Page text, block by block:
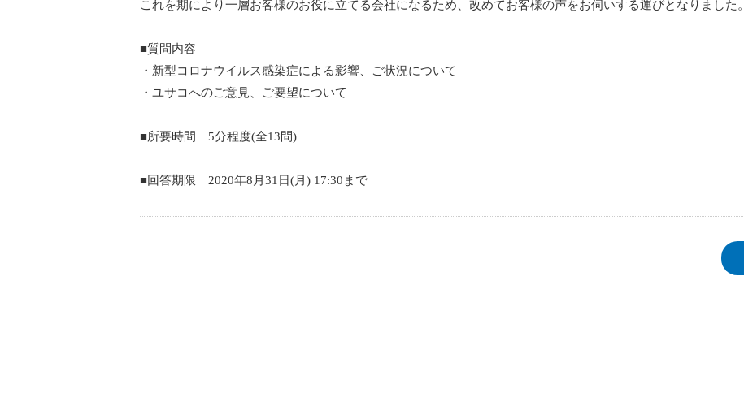
これを期により一層お客様のお役に立てる会社になるため、改めてお客様の声をお伺いする運びとなりました。
■質問内容
・新型コロナウイルス感染症による影響、ご状況について
・ユサコへのご意見、ご要望について
■所要時間 5分程度(全13問)
■回答期限 2020年8月31日(月) 17:30まで